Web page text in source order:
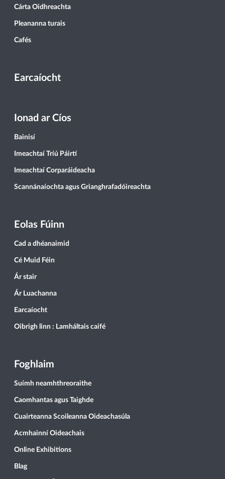
Cárta Oidhreachta
Pleananna turais
Cafés
Earcaíocht
Ionad ar Cíos
Bainisí
Imeachtaí Tríú Páirtí
Imeachtaí Corparáideacha
Scannánaíochta agus Grianghrafadóireachta
Eolas Fúinn
Cad a dhéanaimid
Cé Muid Féin
Ár stair
Ár Luachanna
Earcaíocht
Oibrigh linn : Lamháltais caifé
Foghlaim
Suímh neamhthreoraithe
Caomhantas agus Taighde
Cuairteanna Scoileanna Oideachasúla
Acmhainní Oideachais
Online Exhibitions
Blag